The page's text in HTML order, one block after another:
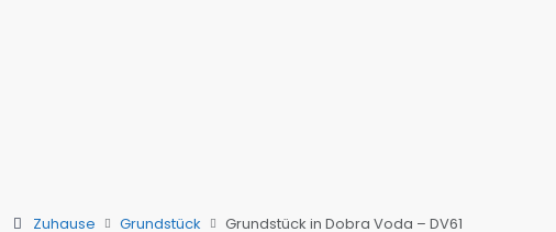
Zuhause Grundstück Grundstück in Dobra Voda – DV61